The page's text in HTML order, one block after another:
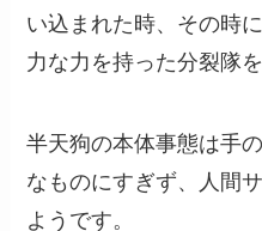
い込まれた時、その時
力な力を持った分裂隊
半天狗の本体事態は手
なものにすぎず、人間
ようです。